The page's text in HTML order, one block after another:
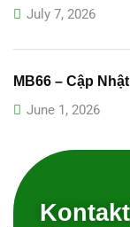
July 7, 2026
MB66 – Cập
June 1, 2026